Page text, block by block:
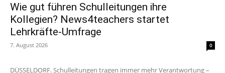
Wie gut führen Schulleitungen ihre
Kollegien? News4teachers startet
Lehrkräfte-Umfrage
7. August 2026 0
DÜSSELDORF. Schulleitungen tragen immer mehr Verantwortung –